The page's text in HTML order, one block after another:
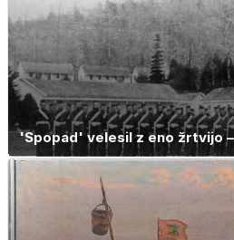
'Spopad' velesil z eno žrtvijo